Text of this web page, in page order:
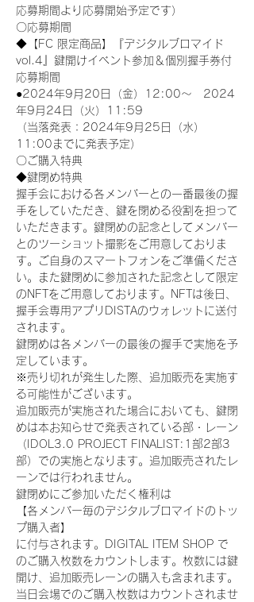
応募期間より応募開始予定です）
〇応募期間
◆【FC 限定商品】『デジタルブロマイド
vol.4』鍵開けイベント参加＆個別握手券付
応募期間
●2024年9月20日（金）12:00～　2024
年9月24日（火）11:59
（当落発表：2024年9月25日（水）
11:00までに発表予定）
〇ご購入特典
◆鍵閉め特典
握手会における各メンバーとの一番最後の握
手をしていただき、鍵を閉める役割を担って
いただきます。鍵閉めの記念としてメンバー
とのツーショット撮影をご用意しておりま
す。ご自身のスマートフォンをご準備くださ
い。また鍵閉めに参加された記念として限定
のNFTをご用意しております。NFTは後日、
握手会専用アプリDISTAのウォレットに送付
されます。
鍵閉めは各メンバーの最後の握手で実施を予
定しています。
※売り切れが発生した際、追加販売を実施す
る可能性がございます。
追加販売が実施された場合においても、鍵閉
めは本お知らせで発表されている部・レーン
（IDOL3.0 PROJECT FINALIST:1部2部3
部）での実施となります。追加販売されたレ
ーンでは行われません。
鍵閉めにご参加いただく権利は
【各メンバー毎のデジタルブロマイドのトッ
プ購入者】
に付与されます。DIGITAL ITEM SHOP で
のご購入枚数をカウントします。枚数には鍵
開け、追加販売レーンの購入も含まれます。
当日会場でのご購入枚数はカウントされませ